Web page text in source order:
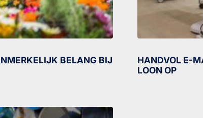
BELANG BIJ
HANDVOL E-
LOON OP